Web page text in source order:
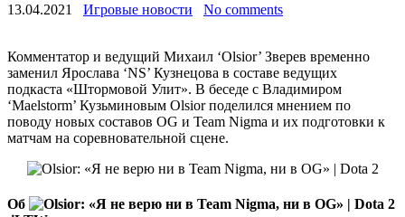
13.04.2021 Игровые новости No comments
Комментатор и ведущий Михаил ‘Olsior’ Зверев временно
заменил Ярослава ‘NS’ Кузнецова в составе ведущих
подкаста «Штормовой Улит». В беседе с Владимиром
‘Maelstorm’ Кузьминовым Olsior поделился мнением по
поводу новых составов OG и Team Nigma и их подготовки к
матчам на соревновательной сцене.
Об